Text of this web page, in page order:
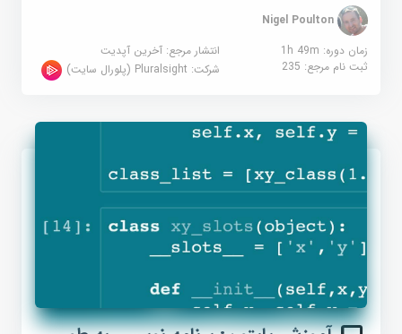
Nigel Poulton
زمان دوره: 1h 49m
انتشار مرجع:آخرین آپدیت
ثبت نام مرجع:235 شرکت:Pluralsight (پلورال سایت)